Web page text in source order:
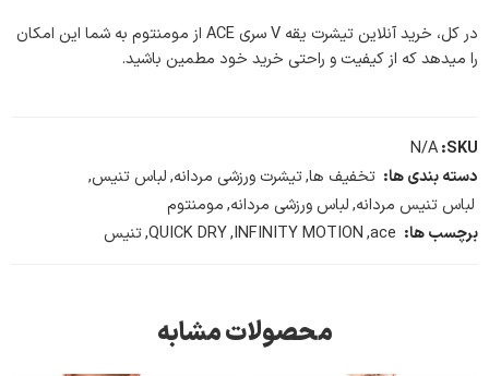
در کل، خرید آنلاین تیشرت یقه V سری ACE از مومنتوم به شما این امکان
را میدهد که از کیفیت و راحتی خرید خود مطمین باشید.
SKU:
N/A
دسته بندی ها: تخفیف ها,تیشرت ورزشی مردانه,لباس تنیس,
لباس تنیس مردانه,لباس ورزشی مردانه,مومنتوم
برچسب ها: ace
,
INFINITY MOTION
,
QUICK DRY
,تنیس
محصولات مشابه